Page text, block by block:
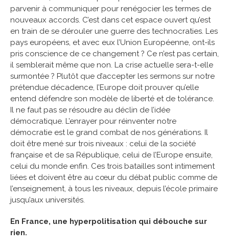
parvenir à communiquer pour renégocier les termes de
nouveaux accords. C’est dans cet espace ouvert qu’est
en train de se dérouler une guerre des technocraties. Les
pays européens, et avec eux l’Union Européenne, ont-ils
pris conscience de ce changement ? Ce n’est pas certain,
il semblerait même que non. La crise actuelle sera-t-elle
surmontée ? Plutôt que d’accepter les sermons sur notre
prétendue décadence, l’Europe doit prouver qu’elle
entend défendre son modèle de liberté et de tolérance.
Il ne faut pas se résoudre au déclin de l’idée
démocratique. L’enrayer pour réinventer notre
démocratie est le grand combat de nos générations. Il
doit être mené sur trois niveaux : celui de la société
française et de sa République, celui de l’Europe ensuite,
celui du monde enfin. Ces trois batailles sont intimement
liées et doivent être au cœur du débat public comme de
l’enseignement, à tous les niveaux, depuis l’école primaire
jusqu’aux universités.
En France, une hyperpolitisation qui débouche sur
rien.